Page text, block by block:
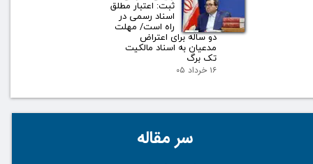
ثبت: اعتبار مطلق
اسناد رسمی در
راه است/ مهلت
دو ساله برای اعتراض
مدعیان به اسناد مالکیت
تک برگ
۱۶ خرداد ۰۵
سر مقاله